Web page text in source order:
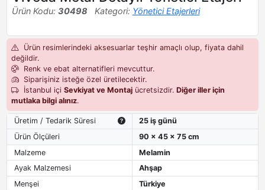
Ürün Kodu: 30498 Kategori: Yönetici Etajerleri
Ürün resimlerindeki aksesuarlar teşhir amaçlı olup, fiyata dahil
değildir.
Renk ve ebat alternatifleri mevcuttur.
Siparişiniz isteğe özel üretilecektir.
İstanbul içi Sevkiyat ve Montajücretsizdir. Diğer iller için
mutlaka bilgi alınız.
Üretim / Tedarik Süresi
25 iş günü
Ürün Ölçüleri
90 x 45 x 75 cm
Malzeme
Melamin
Ayak Malzemesi
Ahşap
Menşei
Türkiye